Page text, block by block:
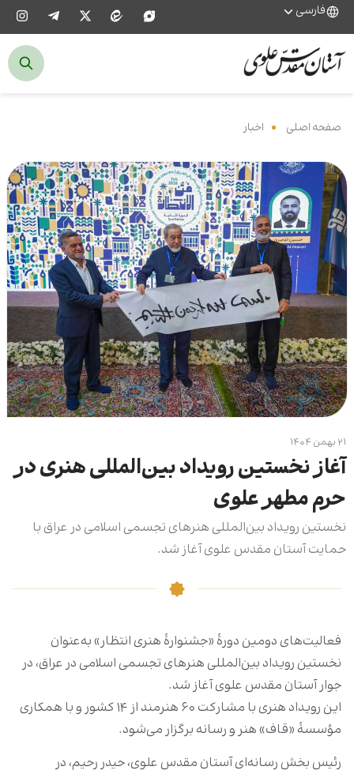
فارسی
صفحه اصلی اخبار
۲۱ بهمن ۱۴۰۴
آغاز نخستین رویداد بین‌المللی هنری در
حرم مطهر علوی
نخستین رویداد بین‌المللی هنرهای تجسمی اسلامی در عراق با
حمایت آستان مقدس علوی آغاز شد.
فعالیت‌های دومین دورۀ «جشنوارۀ هنری انتظار» به‌عنوان
نخستین رویداد بین‌المللی هنرهای تجسمی اسلامی در عراق، در
جوار آستان مقدس علوی آغاز شد.
این رویداد هنری با مشارکت ۶۰ هنرمند از ۱۴ کشور و با همکاری
مؤسسۀ «قاف» هنر و رسانه برگزار می‌شود.
رئیس بخش رسانه‌ای آستان مقدس علوی، حیدر رحیم، در